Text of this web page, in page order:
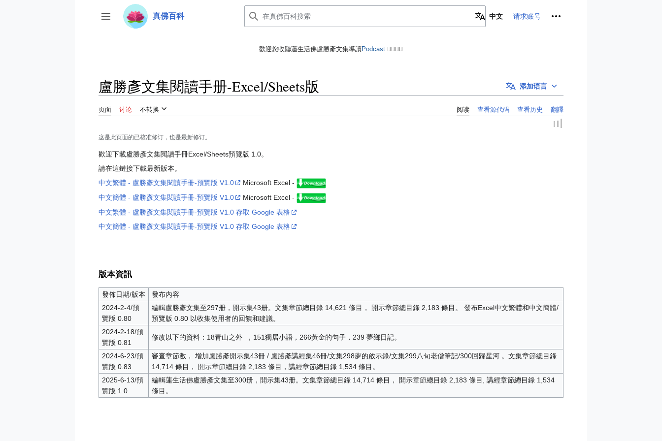
转开关侧边栏
真佛百科 中文 请求账号 个人工具
歡迎您收聽蓮生活佛盧勝彥文集導讀Podcast 🙋‍♂️🙋‍♀️
添加语言
盧勝彥文集閱讀手册-Excel/Sheets版
页面 讨论 不转换 阅读 查看源代码 查看历史 翻譯
这是此页面的已核准修订，也是最新修订。
歡迎下載盧勝彥文集閱讀手冊Excel/Sheets預覽版 1.0。
請在這鏈接下載最新版本。
中文繁體 - 盧勝彥文集閱讀手冊-預覽版 V1.0
Microsoft Excel -
中文簡體 - 盧勝彥文集閱讀手冊-預覽版 V1.0
Microsoft Excel -
中文繁體 - 盧勝彥文集閱讀手冊-預覽版 V1.0 存取 Google 表格
中文簡體 - 盧勝彥文集閱讀手冊-預覽版 V1.0 存取 Google 表格
版本資訊
發佈日期/版本
發布內容
2024-2-4/預
覽版 0.80
編輯盧勝彥文集至297册，開示集43册。文集章節總目錄 14,621 條目， 開示章節總目錄 2,183 條目。 發布Excel中文繁體和中文簡體/
預覽版 0.80 以收集使用者的回饋和建議。
2024-2-18/預
覽版 0.81
修改以下的資料：18青山之外 ，151獨居小語，266黃金的句子，239 夢鄉日記。
2024-6-23/預
覽版 0.83
審查章節數， 增加盧勝彥開示集43冊 / 盧勝彥講經集46冊/文集298夢的啟示錄/文集299八旬老僧筆記/300回歸星河 。文集章節總目錄
14,714 條目， 開示章節總目錄 2,183 條目，講經章節總目錄 1,534 條目。
2025-6-13/預
覽版 1.0
編輯蓮生活佛盧勝彥文集至300册，開示集43册。文集章節總目錄 14,714 條目， 開示章節總目錄 2,183 條目, 講經章節總目錄 1,534
條目。